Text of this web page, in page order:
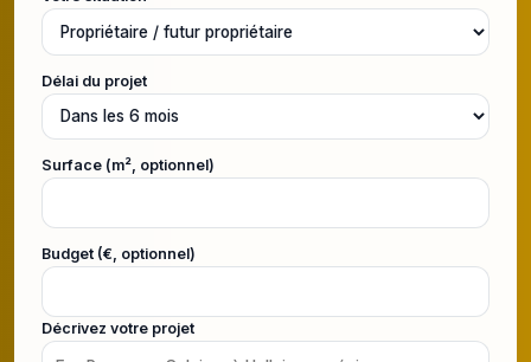
Délai du projet
Surface (m², optionnel)
Budget (€, optionnel)
Décrivez votre projet